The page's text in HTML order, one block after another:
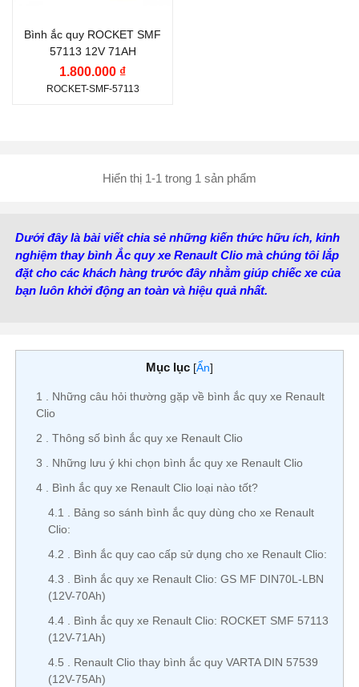
Công nghệ:MF (Kín
Vị trí cọc:Cọc nghịch L
Bình ắc quy ROCKET SMF
57113 12V 71AH
1.800.000 ₫
ROCKET-SMF-57113
Hiển thị 1-1 trong 1 sản phẩm
Dưới đây là bài viết chia sẻ những kiến thức hữu ích, kinh
nghiệm thay bình Ắc quy xe Renault Clio mà chúng tôi lắp
đặt cho các khách hàng trước đây nhằm giúp chiếc xe của
bạn luôn khởi động an toàn và hiệu quả nhất.
Mục lục [Ẩn]
1
Những câu hỏi thường gặp về bình ắc quy xe Renault
Clio
2
Thông số bình ắc quy xe Renault Clio
3
Những lưu ý khi chọn bình ắc quy xe Renault Clio
4
Bình ắc quy xe Renault Clio loại nào tốt?
4.1
Bảng so sánh bình ắc quy dùng cho xe Renault
Clio:
4.2
Bình ắc quy cao cấp sử dụng cho xe Renault Clio:
4.3
Bình ắc quy xe Renault Clio: GS MF DIN70L-LBN
(12V-70Ah)
4.4
Bình ắc quy xe Renault Clio: ROCKET SMF 57113
(12V-71Ah)
4.5
Renault Clio thay bình ắc quy VARTA DIN 57539
(12V-75Ah)